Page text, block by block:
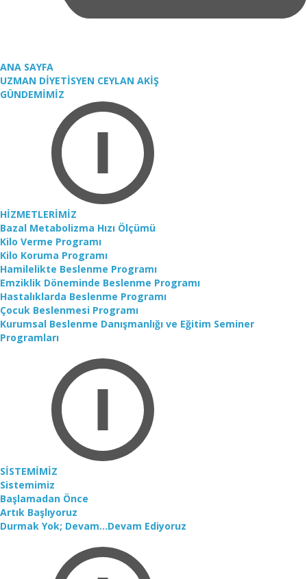
ANA SAYFA
UZMAN DİYETİSYEN CEYLAN AKİŞ
GÜNDEMİMİZ
HİZMETLERİMİZ
Bazal Metabolizma Hızı Ölçümü
Kilo Verme Programı
Kilo Koruma Programı
Hamilelikte Beslenme Programı
Emziklik Döneminde Beslenme Programı
Hastalıklarda Beslenme Programı
Çocuk Beslenmesi Programı
Kurumsal Beslenme Danışmanlığı ve Eğitim Seminer
Programları
SİSTEMİMİZ
Sistemimiz
Başlamadan Önce
Artık Başlıyoruz
Durmak Yok; Devam...Devam Ediyoruz